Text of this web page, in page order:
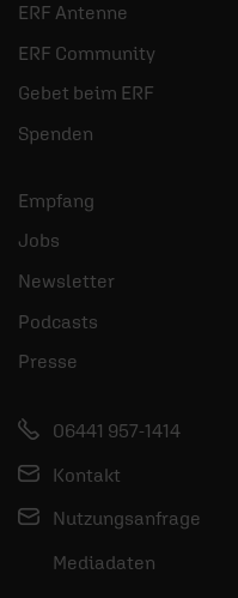
ERF Antenne
ERF Community
Gebet beim ERF
Spenden
Empfang
Jobs
Newsletter
Podcasts
Presse
06441 957-1414
Kontakt
Nutzungsanfrage
Mediadaten